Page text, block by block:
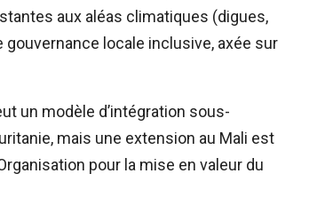
aux aléas climatiques (digues,
locale inclusive, axée sur
un modèle d’intégration sous-
mais une extension au Mali est
pour la mise en valeur du